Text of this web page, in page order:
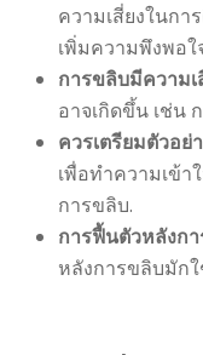
ความเสี่ยงในกา
เพิ่มความพึงพอใ
การขลิบมีความ
อาจเกิดขึ้น เช่น
ควรเตรียมตัวอย่
เพื่อทำความเข้า
การขลิบ.
การฟื้นตัวหลังก
หลังการขลิบมัก